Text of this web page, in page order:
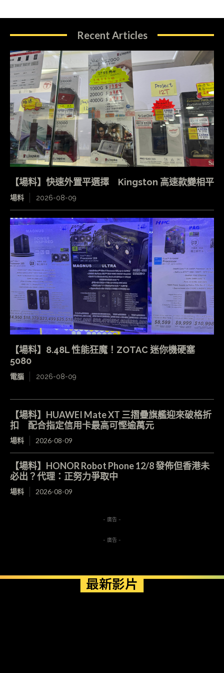
Recent Articles
【場料】快速外置平選擇 Kingston 高速款變相平
場料 2026-08-09
【場料】8.48L 性能狂魔！ZOTAC 迷你機硬塞
5080
電腦 2026-08-09
【場料】HUAWEI Mate XT 三摺疊旗艦迎來破格折
扣 配合指定信用卡最高可慳逾萬元
場料 2026-08-09
【場料】HONOR Robot Phone 12/8 發佈但香港未
必出？代理：正努力爭取中
場料 2026-08-09
- 廣告 -
- 廣告 -
最新影片